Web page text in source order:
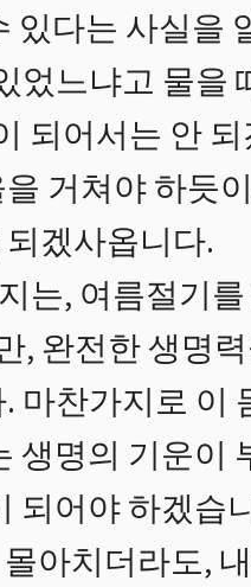
다는 사실을
었느냐고 물을
되어서는 안
거쳐야 하듯
겠사옵니다.
는, 여름절기
완전한 생명
마찬가지로 이
생명의 기운이
되어야 하겠습
아치더라도,